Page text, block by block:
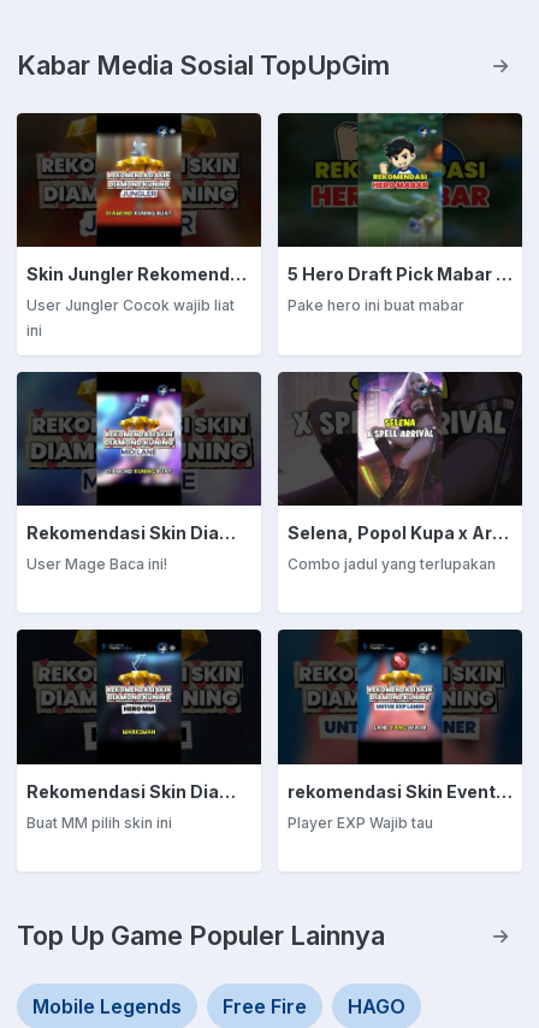
Kabar Media Sosial TopUpGim
Skin Jungler Rekomendasi Diamond Kuning
User Jungler Cocok wajib liat
ini
5 Hero Draft Pick Mabar Auto Win
Pake hero ini buat mabar
Rekomendasi Skin Diamond Kuning: Mage
User Mage Baca ini!
Selena, Popol Kupa x Arrival
Combo jadul yang terlupakan
Rekomendasi Skin Diamond Kuning: Marksman
Buat MM pilih skin ini
rekomendasi Skin Event Diamond Kuning: EXP Laner
Player EXP Wajib tau
Top Up Game Populer Lainnya
Mobile Legends Free Fire HAGO